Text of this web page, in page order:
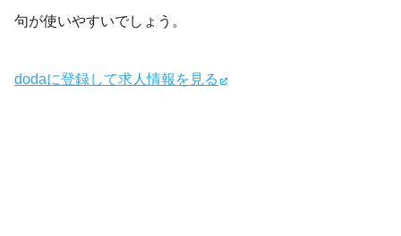
句が使いやすいでしょう。
dodaに登録して求人情報を見る